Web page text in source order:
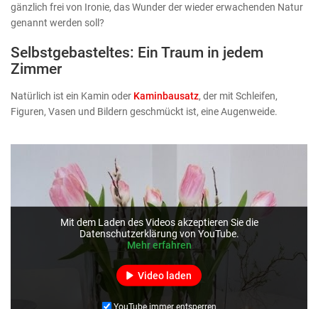
gänzlich frei von Ironie, das Wunder der wieder erwachenden Natur
genannt werden soll?
Selbstgebasteltes: Ein Traum in jedem
Zimmer
Natürlich ist ein Kamin oder Kaminbausatz, der mit Schleifen,
Figuren, Vasen und Bildern geschmückt ist, eine Augenweide.
Mit dem Laden des Videos akzeptieren Sie die
Datenschutzerklärung von YouTube.
Mehr erfahren
Video laden
YouTube immer entsperren